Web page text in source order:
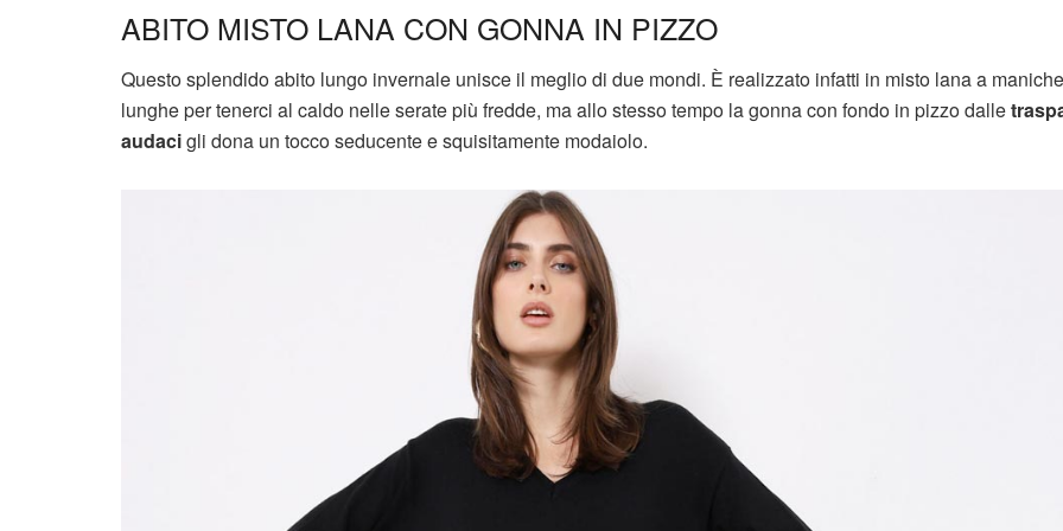
ABITO MISTO LANA CON GONNA IN PIZZO
Questo splendido abito lungo invernale unisce il meglio di due mondi. È realizzato infatti in misto lana a maniche
lunghe per tenerci al caldo nelle serate più fredde, ma allo stesso tempo la gonna con fondo in pizzo dalle
audacigli dona un tocco seducente e squisitamente modaiolo.